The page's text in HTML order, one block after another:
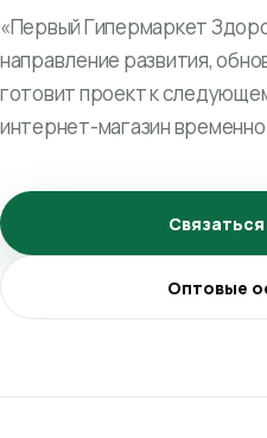
«Первый Гипермаркет
направление развития,
готовит проект к
интернет-магазин
Оптовые